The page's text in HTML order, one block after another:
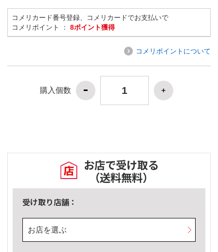
コメリカード番号登録、コメリカードでお支払いで
コメリポイント ： 8ポイント獲得
コメリポイントについて
購入個数
お店で受け取る
（送料無料）
受け取り店舗：
お店を選ぶ